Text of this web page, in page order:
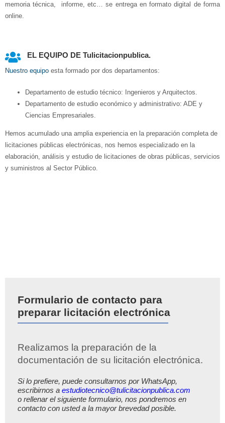
memoria técnica, informe, etc… se entrega en formato digital de forma
online.
EL EQUIPO DE Tulicitacionpublica.
Nuestro equipo esta formado por dos departamentos:
Departamento de estudio técnico: Ingenieros y Arquitectos.
Departamento de estudio económico y administrativo: ADE y
Ciencias Empresariales.
Hemos acumulado una amplia experiencia en la preparación completa de
licitaciones públicas electrónicas, nos hemos especializado en la
elaboración, análisis y estudio de licitaciones de obras públicas, servicios
y suministros al Sector Público.
Formulario de contacto para
preparar licitación electrónica
Realizamos la preparación de la
documentación de su licitación electrónica.
Si lo prefiere, puede consultarnos por WhatsApp,
escribirnos a estudiotecnico@tulicitacionpublica.com
o rellenar el siguiente formulario, nos pondremos en
contacto con usted a la mayor brevedad posible.